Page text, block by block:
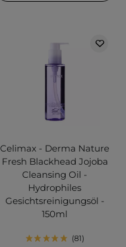
Celimax - Derma Nature
Fresh Blackhead Jojoba
Cleansing Oil -
Hydrophiles
Gesichtsreinigungsöl -
150ml
81